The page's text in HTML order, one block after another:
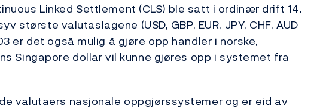
Linked Settlement (CLS) ble satt i ordinær drift 14.
største valutaslagene (USD, GBP, EUR, JPY, CHF, AUD
er det også mulig å gjøre opp handler i norske,
Singapore dollar vil kunne gjøres opp i systemet fra
valutaers nasjonale oppgjørssystemer og er eid av